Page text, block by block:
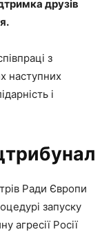
друзів
з
наступних
і
Ради Європи
запуску
агресії Росії